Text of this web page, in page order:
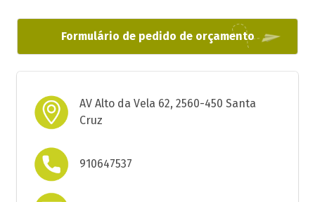
Formulário de pedido de orçamento
AV Alto da Vela 62, 2560-450 Santa
Cruz
910647537